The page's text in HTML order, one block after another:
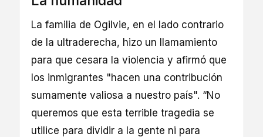
La familia de Ogilvie, en el lado contrario
de la ultraderecha, hizo un llamamiento
para que cesara la violencia y afirmó que
los inmigrantes "hacen una contribución
sumamente valiosa a nuestro país". “No
queremos que esta terrible tragedia se
utilice para dividir a la gente ni para